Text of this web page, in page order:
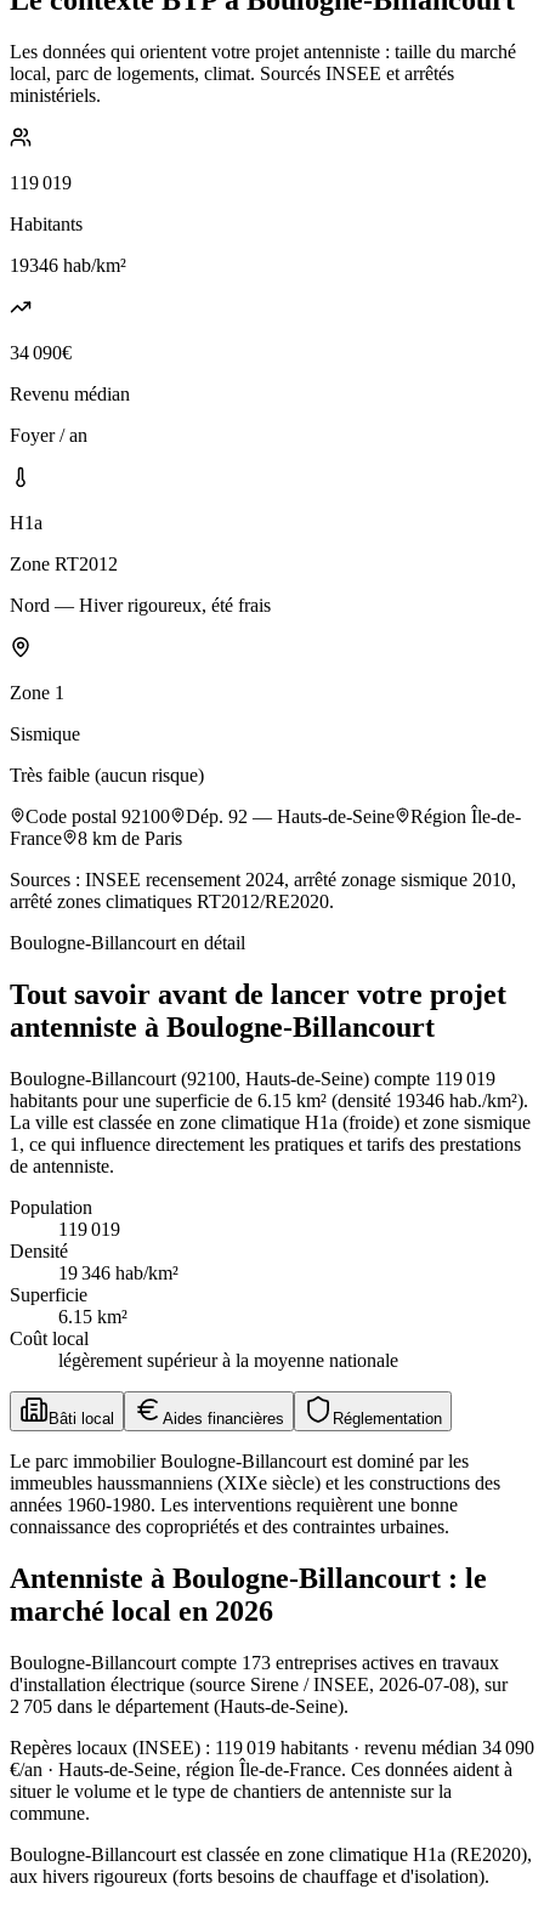
Les données qui orientent votre projet antenniste : taille du marché
local, parc de logements, climat. Sourcés INSEE et arrêtés
ministériels.
119 019
Habitants
19346 hab/km²
34 090€
Revenu médian
Foyer / an
H1a
Zone RT2012
Nord — Hiver rigoureux, été frais
Zone 1
Sismique
Très faible (aucun risque)
Code postal 92100 Dép. 92 — Hauts-de-Seine Région Île-de-
France
8 km de Paris
Sources : INSEE recensement 2024, arrêté zonage sismique 2010,
arrêté zones climatiques RT2012/RE2020.
Boulogne-Billancourt en détail
Tout savoir avant de lancer votre projet
antenniste à Boulogne-Billancourt
Boulogne-Billancourt (92100, Hauts-de-Seine) compte 119 019
habitants pour une superficie de 6.15 km² (densité 19346 hab./km²).
La ville est classée en zone climatique H1a (froide) et zone sismique
1, ce qui influence directement les pratiques et tarifs des prestations
de antenniste.
Population
119 019
Densité
19 346 hab/km²
Superficie
6.15 km²
Coût local
légèrement supérieur à la moyenne nationale
Bâti local Aides financières Réglementation
Le parc immobilier Boulogne-Billancourt est dominé par les
immeubles haussmanniens (XIXe siècle) et les constructions des
années 1960-1980. Les interventions requièrent une bonne
connaissance des copropriétés et des contraintes urbaines.
Antenniste à Boulogne-Billancourt : le
marché local en 2026
Boulogne-Billancourt compte 173 entreprises actives en travaux
d'installation électrique (source Sirene / INSEE, 2026-07-08), sur
2 705 dans le département (Hauts-de-Seine).
Repères locaux (INSEE) : 119 019 habitants · revenu médian 34 090
€/an · Hauts-de-Seine, région Île-de-France. Ces données aident à
situer le volume et le type de chantiers de antenniste sur la
commune.
Boulogne-Billancourt est classée en zone climatique H1a (RE2020),
aux hivers rigoureux (forts besoins de chauffage et d'isolation).